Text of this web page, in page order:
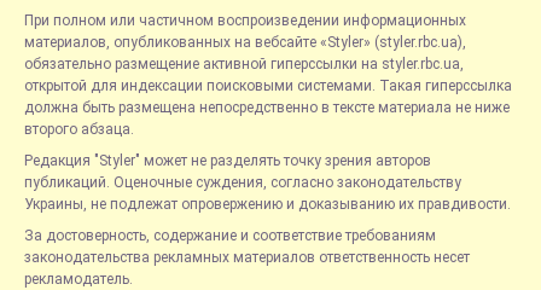
При полном или частичном воспроизведении информационных
материалов, опубликованных на вебсайте «Styler» (styler.rbc.ua),
обязательно размещение активной гиперссылки на styler.rbc.ua,
открытой для индексации поисковыми системами. Такая гиперссылка
должна быть размещена непосредственно в тексте материала не ниже
второго абзаца.
Редакция "Styler" может не разделять точку зрения авторов
публикаций. Оценочные суждения, согласно законодательству
Украины, не подлежат опровержению и доказыванию их правдивости.
За достоверность, содержание и соответствие требованиям
законодательства рекламных материалов ответственность несет
рекламодатель.